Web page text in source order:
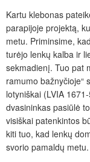
Kartu klebonas
parapijoje projektą,
metu. Priminsime,
turėjo lenkų kalba ir
sekmadienį. Tuo pat
ramumo bažnyčioje“
lotyniškai (LVIA
dvasininkas pasiūlė
visiškai patenkintos
kiti tuo, kad lenkų
svorio pamaldų metu.